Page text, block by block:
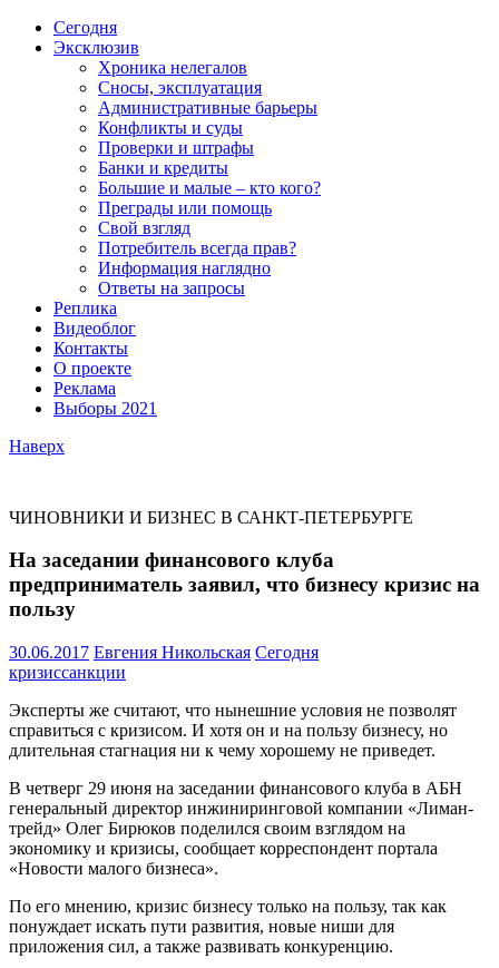
Сегодня
Эксклюзив
Хроника нелегалов
Сносы, эксплуатация
Административные барьеры
Конфликты и суды
Проверки и штрафы
Банки и кредиты
Большие и малые – кто кого?
Преграды или помощь
Свой взгляд
Потребитель всегда прав?
Информация наглядно
Ответы на запросы
Реплика
Видеоблог
Контакты
О проекте
Реклама
Выборы 2021
Наверх
ЧИНОВНИКИ И БИЗНЕС В САНКТ-ПЕТЕРБУРГЕ
На заседании финансового клуба
предприниматель заявил, что бизнесу кризис на
пользу
30.06.2017 Евгения Никольская Сегодня
кризиссанкции
Эксперты же считают, что нынешние условия не позволят
справиться с кризисом. И хотя он и на пользу бизнесу, но
длительная стагнация ни к чему хорошему не приведет.
В четверг 29 июня на заседании финансового клуба в АБН
генеральный директор инжиниринговой компании «Лиман-
трейд» Олег Бирюков поделился своим взглядом на
экономику и кризисы, сообщает корреспондент портала
«Новости малого бизнеса».
По его мнению, кризис бизнесу только на пользу, так как
понуждает искать пути развития, новые ниши для
приложения сил, а также развивать конкуренцию.